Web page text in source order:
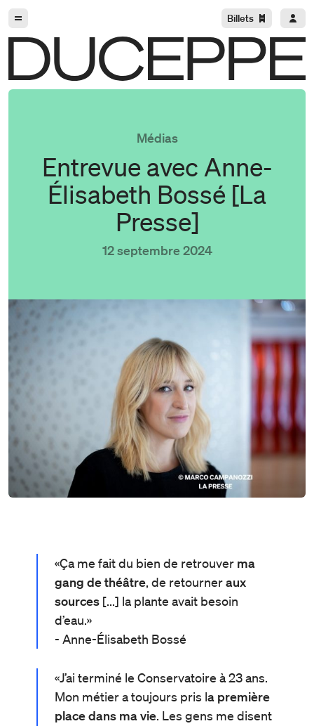
Billets
Médias
Entrevue avec Anne-
Élisabeth Bossé [La
Presse]
12 septembre 2024
«Ça me fait du bien de retrouver ma
gang de théâtre, de retourneraux
sources [...] la plante avait besoin
d’eau.»
- Anne-Élisabeth Bossé
«J’ai terminé le Conservatoire à 23 ans.
Mon métier a toujours pris la première
place dans ma vie. Les gens me disent